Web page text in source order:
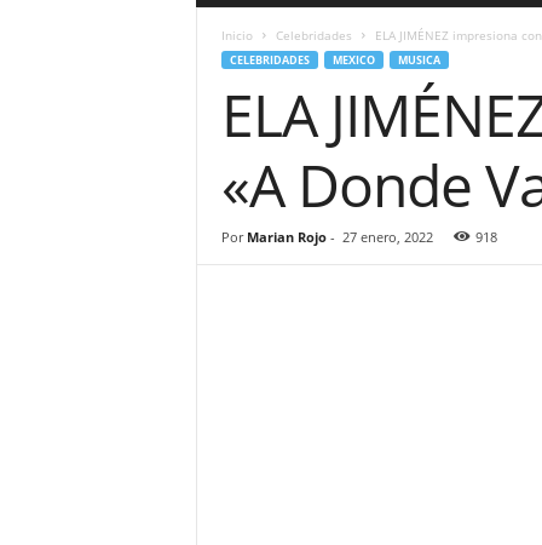
a
O
Inicio Celebridades ELA JIMÉNEZ impresiona
CELEBRIDADES MEXICO MUSICA
ELA
«A Donde
Por Marian Rojo- 27 enero, 2022 918